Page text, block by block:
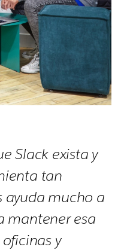
Slack exista y
tan
mucho a
mantener esa
y